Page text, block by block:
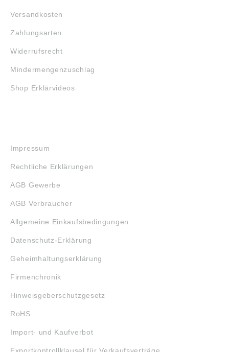
Versandkosten
Zahlungsarten
Widerrufsrecht
Mindermengenzuschlag
Shop Erklärvideos
Impressum
Rechtliche Erklärungen
AGB Gewerbe
AGB Verbraucher
Allgemeine Einkaufsbedingungen
Datenschutz-Erklärung
Geheimhaltungserklärung
Firmenchronik
Hinweisgeberschutzgesetz
RoHS
Import- und Kaufverbot